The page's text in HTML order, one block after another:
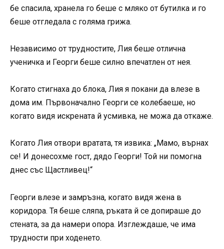
бе спасила, хранела го беше с мляко от бутилка и го
беше отгледала с голяма грижа.
Независимо от трудностите, Лия беше отлична
ученичка и Георги беше силно впечатлен от нея.
Когато стигнаха до блока, Лия я покани да влезе в
дома им. Първоначално Георги се колебаеше, но
когато видя искрената й усмивка, не можа да откаже.
Когато Лия отвори вратата, тя извика: „Мамо, върнах
се! И донесохме гост, дядо Георги! Той ни помогна
днес със Щастливец!“
Георги влезе и замръзна, когато видя жена в
коридора. Тя беше сляпа, ръката й се допираше до
стената, за да намери опора. Изглеждаше, че има
трудности при ходенето.